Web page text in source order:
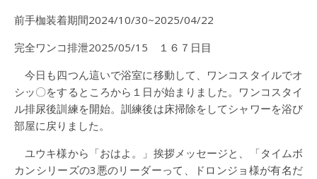
前手枷装着期間2024/10/30~2025/04/22
完全ワンコ排泄2025/05/15 １６７日目
今日も四つん這いで浴室に移動して、ワンコスタイルでオ
シッ〇をするところから１日が始まりました。ワンコスタイ
ル排尿後訓練を開始。訓練後は床掃除をしてシャワーを浴び
部屋に戻りました。
ユウキ様から「おはよ。」挨拶メッセージと、「タイムボ
カンシリーズの3悪のリーダーって、ドロンジョ様が有名だ